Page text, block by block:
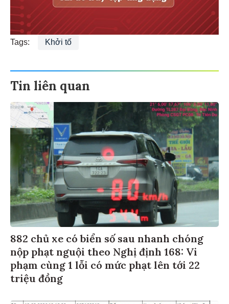
Tags: Khởi tố
Tin liên quan
882 chủ xe có biển số sau nhanh chóng
nộp phạt nguội theo Nghị định 168: Vi
phạm cùng 1 lỗi có mức phạt lên tới 22
triệu đồng